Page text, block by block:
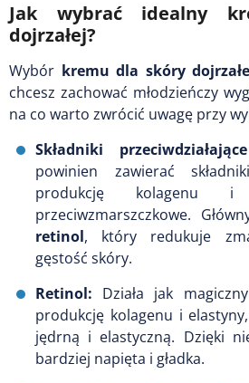
Jak wybrać idealny
dojrzałej?
Wybór kremu dla skóry
chcesz zachować młodzieńczy
na co warto zwrócić uwagę przy
Składniki
powinien zawierać
produkcję kolagenu i
przeciwzmarszczkowe.
retinol, który redukuje
gęstość skóry.
Retinol: Działa jak
produkcję kolagenu i
jędrną i elastyczną. Dzięki
bardziej napięta i gładka.